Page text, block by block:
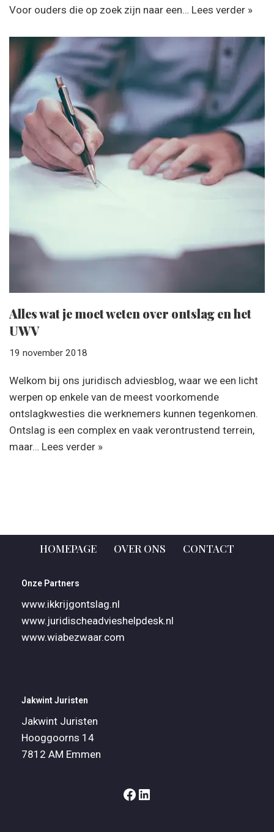
Voor ouders die op zoek zijn naar een… Lees verder »
Alles wat je moet weten over ontslag en het
UWV
19 november 2018
Welkom bij ons juridisch adviesblog, waar we een licht
werpen op enkele van de meest voorkomende
ontslagkwesties die werknemers kunnen tegenkomen.
Ontslag is een complex en vaak verontrustend terrein,
maar… Lees verder »
HOMEPAGE OVER ONS CONTACT
Onze Partners
www.ikkrijgontslag.nl
www.juridischeadvieshelpdesk.nl
www.wiabezwaar.com
Jakwint Juristen
Jakwint Juristen
Hooggoorns 14
7812 AM Emmen